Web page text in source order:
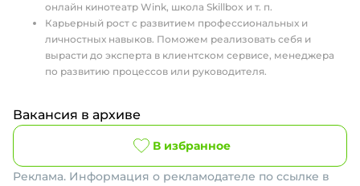
онлайн кинотеатр Wink, школа Skillbox и т. п.
Карьерный рост с развитием профессиональных и
личностных навыков. Поможем реализовать себя и
вырасти до эксперта в клиентском сервисе, менеджера
по развитию процессов или руководителя.
Вакансия в архиве
В избранное
Реклама. Информация о рекламодателе по ссылке в